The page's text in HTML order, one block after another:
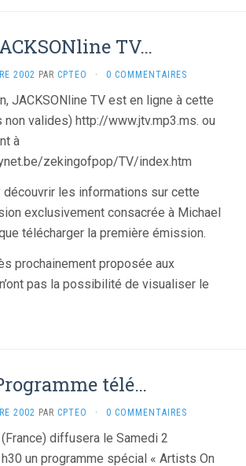
TV…
2002 PAR CPTEO · 0 COMMENTAIRES
JACKSONline TV est en ligne à cette
valides) http://www.jtv.mp3.ms. ou
à
zekingofpop/TV/index.htm
découvrir les informations sur cette
exclusivement consacrée à Michael
télécharger la première émission.
prochainement proposée aux
pas la possibilité de visualiser le
télé…
2002 PAR CPTEO · 0 COMMENTAIRES
diffusera le Samedi 2
un programme spécial « Artists On